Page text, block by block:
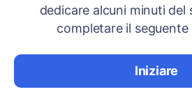
dedicare alcuni minuti del
completare il
Iniziare